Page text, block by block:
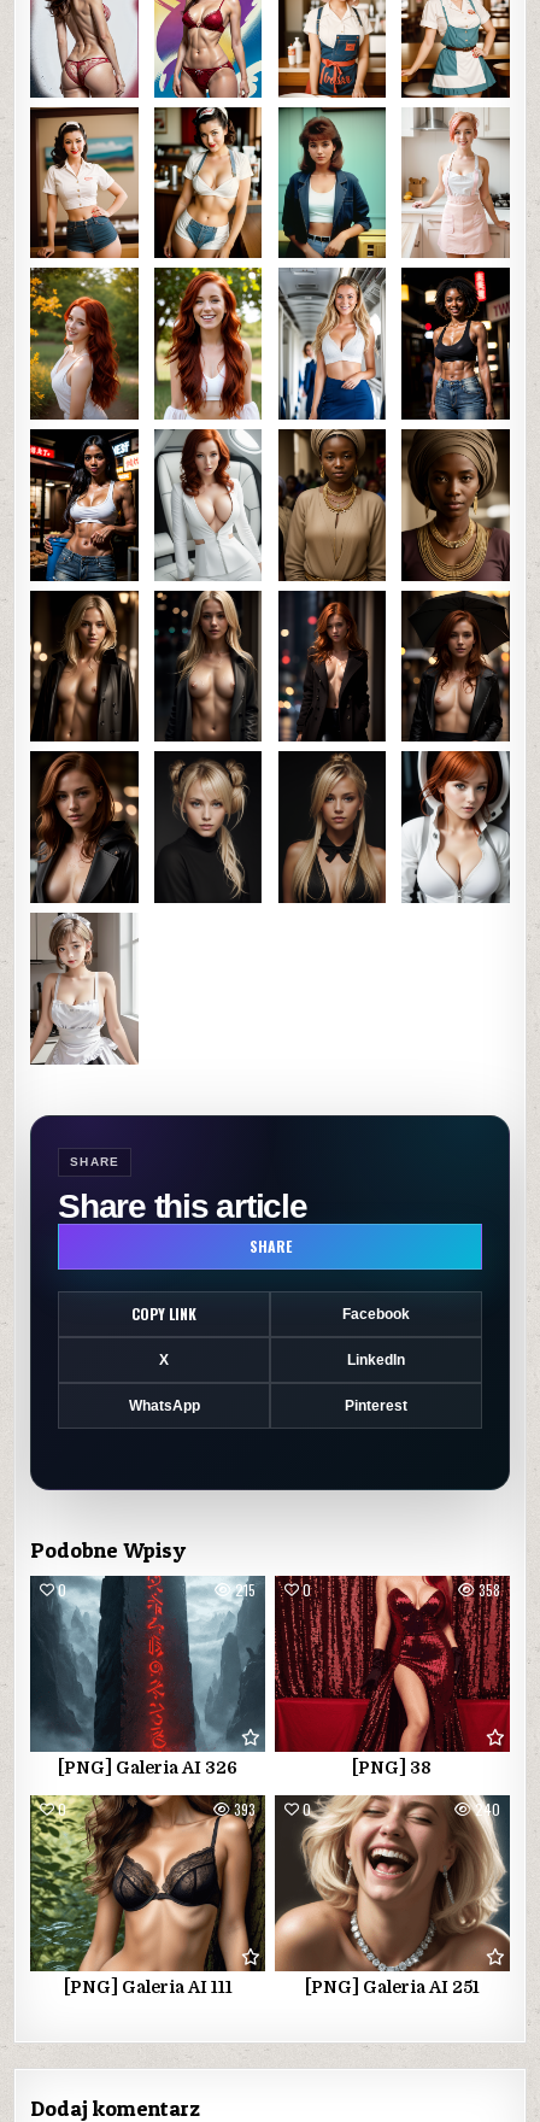
0
SHARE
SHARE
Share this article
SHARE
COPY LINK Facebook
X LinkedIn
WhatsApp Pinterest
Podobne Wpisy
0 215
[PNG] Galeria AI 326
0 358
[PNG] 38
0 393
[PNG] Galeria AI 111
0 240
[PNG] Galeria AI 251
Dodaj komentarz